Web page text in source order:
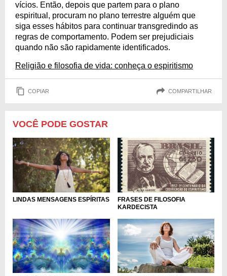
vícios. Então, depois que partem para o plano
espiritual, procuram no plano terrestre alguém que
siga esses hábitos para continuar transgredindo as
regras de comportamento. Podem ser prejudiciais
quando não são rapidamente identificados.
Religião e filosofia de vida: conheça o espiritismo
COPIAR COMPARTILHAR
VOCÊ PODE GOSTAR
LINDAS MENSAGENS ESPÍRITAS
FRASES DE FILOSOFIA
KARDECISTA